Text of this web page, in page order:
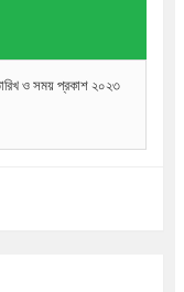
ও সময় প্রকাশ ২০২৩